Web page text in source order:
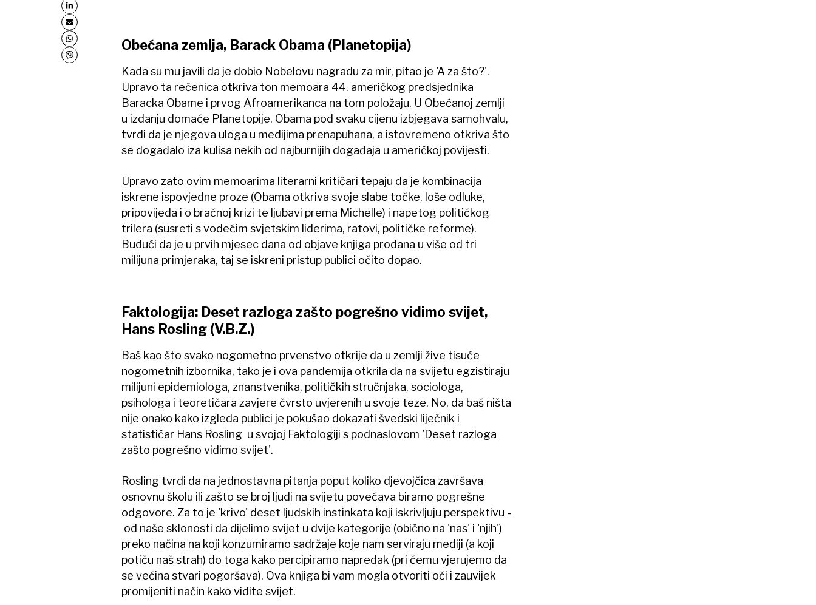
Obećana zemlja, Barack Obama (Planetopija)
Kada su mu javili da je dobio Nobelovu nagradu za mir, pitao je 'A za što?'.
Upravo ta rečenica otkriva ton memoara 44. američkog predsjednika
Baracka Obame i prvog Afroamerikanca na tom položaju. U Obećanoj zemlji
u izdanju domaće Planetopije, Obama pod svaku cijenu izbjegava samohvalu,
tvrdi da je njegova uloga u medijima prenapuhana, a istovremeno otkriva što
se događalo iza kulisa nekih od najburnijih događaja u američkoj povijesti.
Upravo zato ovim memoarima literarni kritičari tepaju da je kombinacija
iskrene ispovjedne proze (Obama otkriva svoje slabe točke, loše odluke,
pripovijeda i o bračnoj krizi te ljubavi prema Michelle) i napetog političkog
trilera (susreti s vodećim svjetskim liderima, ratovi, političke reforme).
Budući da je u prvih mjesec dana od objave knjiga prodana u više od tri
milijuna primjeraka, taj se iskreni pristup publici očito dopao.
Faktologija: Deset razloga zašto pogrešno vidimo svijet,
Hans Rosling (V.B.Z.)
Baš kao što svako nogometno prvenstvo otkrije da u zemlji žive tisuće
nogometnih izbornika, tako je i ova pandemija otkrila da na svijetu egzistiraju
milijuni epidemiologa, znanstvenika, političkih stručnjaka, sociologa,
psihologa i teoretičara zavjere čvrsto uvjerenih u svoje teze. No, da baš ništa
nije onako kako izgleda publici je pokušao dokazati švedski liječnik i
statističar Hans Rosling u svojoj Faktologiji s podnaslovom 'Deset razloga
zašto pogrešno vidimo svijet'.
Rosling tvrdi da na jednostavna pitanja poput koliko djevojčica završava
osnovnu školu ili zašto se broj ljudi na svijetu povećava biramo pogrešne
odgovore. Za to je 'krivo' deset ljudskih instinkata koji iskrivljuju perspektivu -
od naše sklonosti da dijelimo svijet u dvije kategorije (obično na 'nas' i 'njih')
preko načina na koji konzumiramo sadržaje koje nam serviraju mediji (a koji
potiču naš strah) do toga kako percipiramo napredak (pri čemu vjerujemo da
se većina stvari pogoršava). Ova knjiga bi vam mogla otvoriti oči i zauvijek
promijeniti način kako vidite svijet.